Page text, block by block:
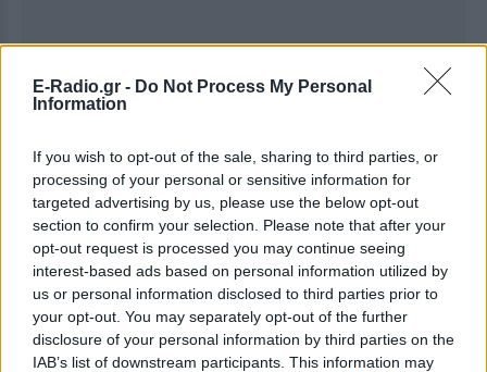
E-Radio.gr - Do Not Process My Personal
Information
If you wish to opt-out of the sale, sharing to third parties, or
processing of your personal or sensitive information for
targeted advertising by us, please use the below opt-out
section to confirm your selection. Please note that after your
opt-out request is processed you may continue seeing
interest-based ads based on personal information utilized by
us or personal information disclosed to third parties prior to
your opt-out. You may separately opt-out of the further
disclosure of your personal information by third parties on the
IAB’s list of downstream participants. This information may
Ακολουθήστε το E-Radio.gr στοGoogle News
και μάθετε πρώτοιτα πιο hot νέα .
Εσύ μπήκες στο E-Daily.gr; Τα νέα της ημέρας